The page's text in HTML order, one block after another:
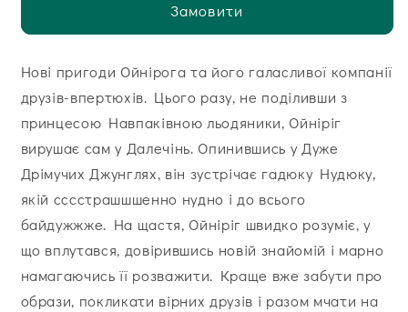
Замовити
Нові пригоди Ойнірога та його галасливої компанії
друзів-впертюхів. Цього разу, не поділивши з
принцесою Навпаківною льодяники, Ойніріг
вирушає сам у Далечінь. Опинившись у Дуже
Дрімучих Джунглях, він зустрічає гадюку Нудюку,
якій сссстрашшшенно нудно і до всього
байдужжже. На щастя, Ойніріг швидко розуміє, у
що вплутався, довірившись новій знайомій і марно
намагаючись її розважити. Краще вже забути про
образи, покликати вірних друзів і разом мчати на